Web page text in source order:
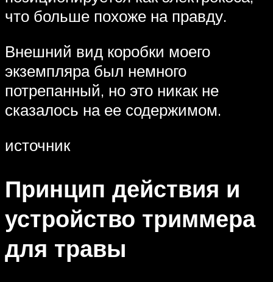
что больше похоже на правду.
Внешний вид коробки моего
экземпляра был немного
потрепанный, но это никак не
сказалось на ее содержимом.
источник
Принцип действия и
устройство триммера
для травы